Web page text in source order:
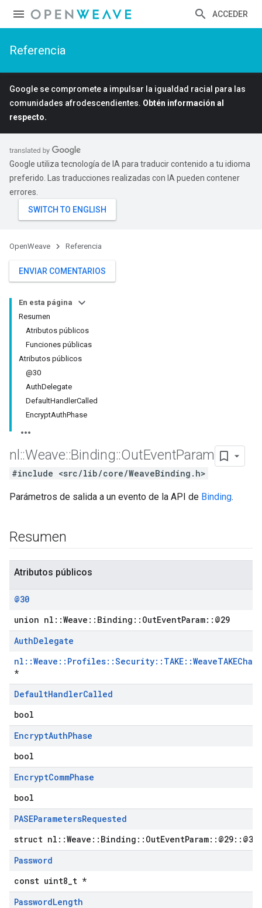
ACCEDER
Referencia
Google se compromete a impulsar la igualdad racial para las
comunidades afrodescendientes. Obtén información al
respecto.
Google utiliza tecnología de IA para traducir contenido a tu idioma
preferido. Las traducciones realizadas con IA pueden contener
errores.
OpenWeave Referencia
ENVIAR COMENTARIOS
En esta página
Resumen
Atributos públicos
Funciones públicas
Atributos públicos
@30
AuthDelegate
DefaultHandlerCalled
EncryptAuthPhase
nl ::Weave::Binding::OutEventParam
#include <src/lib/core/WeaveBinding.h>
Parámetros de salida a un evento de la API de Binding.
Resumen
Atributos públicos
@30
union nl::Weave::Binding::OutEventParam::@29
AuthDelegate
*
DefaultHandlerCalled
bool
EncryptAuthPhase
bool
EncryptCommPhase
bool
PASEParametersRequested
struct nl::Weave::Binding::OutEventParam::@29::@32
Password
const uint8_t *
PasswordLength